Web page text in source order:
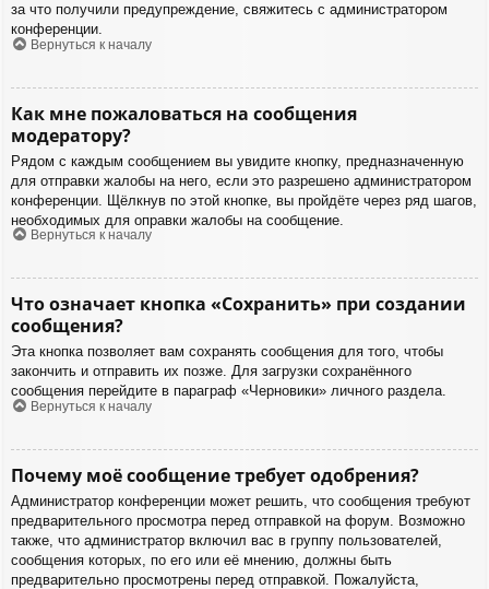
за что получили предупреждение, свяжитесь с администратором
конференции.
Вернуться к началу
Как мне пожаловаться на сообщения
модератору?
Рядом с каждым сообщением вы увидите кнопку, предназначенную
для отправки жалобы на него, если это разрешено администратором
конференции. Щёлкнув по этой кнопке, вы пройдёте через ряд шагов,
необходимых для оправки жалобы на сообщение.
Вернуться к началу
Что означает кнопка «Сохранить» при создании
сообщения?
Эта кнопка позволяет вам сохранять сообщения для того, чтобы
закончить и отправить их позже. Для загрузки сохранённого
сообщения перейдите в параграф «Черновики» личного раздела.
Вернуться к началу
Почему моё сообщение требует одобрения?
Администратор конференции может решить, что сообщения требуют
предварительного просмотра перед отправкой на форум. Возможно
также, что администратор включил вас в группу пользователей,
сообщения которых, по его или её мнению, должны быть
предварительно просмотрены перед отправкой. Пожалуйста,